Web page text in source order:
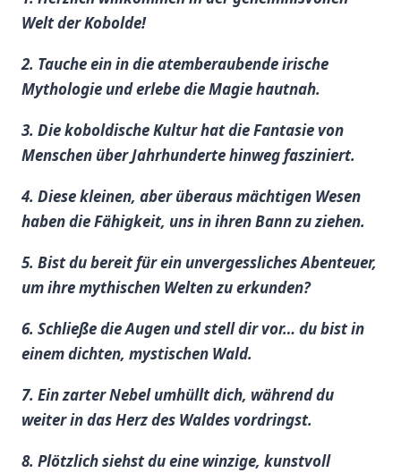
Welt der Kobolde!
2. Tauche ein in die ⁢atemberaubende irische
Mythologie und⁢ erlebe die‍ Magie hautnah.
3. Die koboldische Kultur hat die​ Fantasie von
Menschen⁢ über Jahrhunderte hinweg ⁤fasziniert.
4. Diese‌ kleinen, aber überaus mächtigen Wesen
haben die Fähigkeit, uns in ihren Bann zu ziehen.
5.​ Bist du bereit für ein unvergessliches Abenteuer,
um⁤ ihre mythischen Welten zu erkunden?
6. Schließe die Augen und stell dir vor… du bist in
einem dichten, mystischen Wald.
7. Ein zarter Nebel umhüllt dich,​ während‌ du
weiter in ‍das Herz des⁢ Waldes vordringst.
8. Plötzlich siehst du ‍eine⁣ winzige, kunstvoll